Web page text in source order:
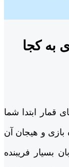
به کجا
قمار ابتدا شما
و هیجان آن
بسیار فریبنده